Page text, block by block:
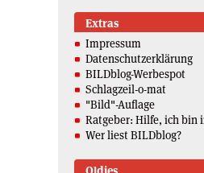
Extras
Impressum
Datenschutzerklärung
BILDblog-Werbespot
Schlagzeil-o-mat
"Bild"-Auflage
Ratgeber: Hilfe, ich bin
Wer liest BILDblog?